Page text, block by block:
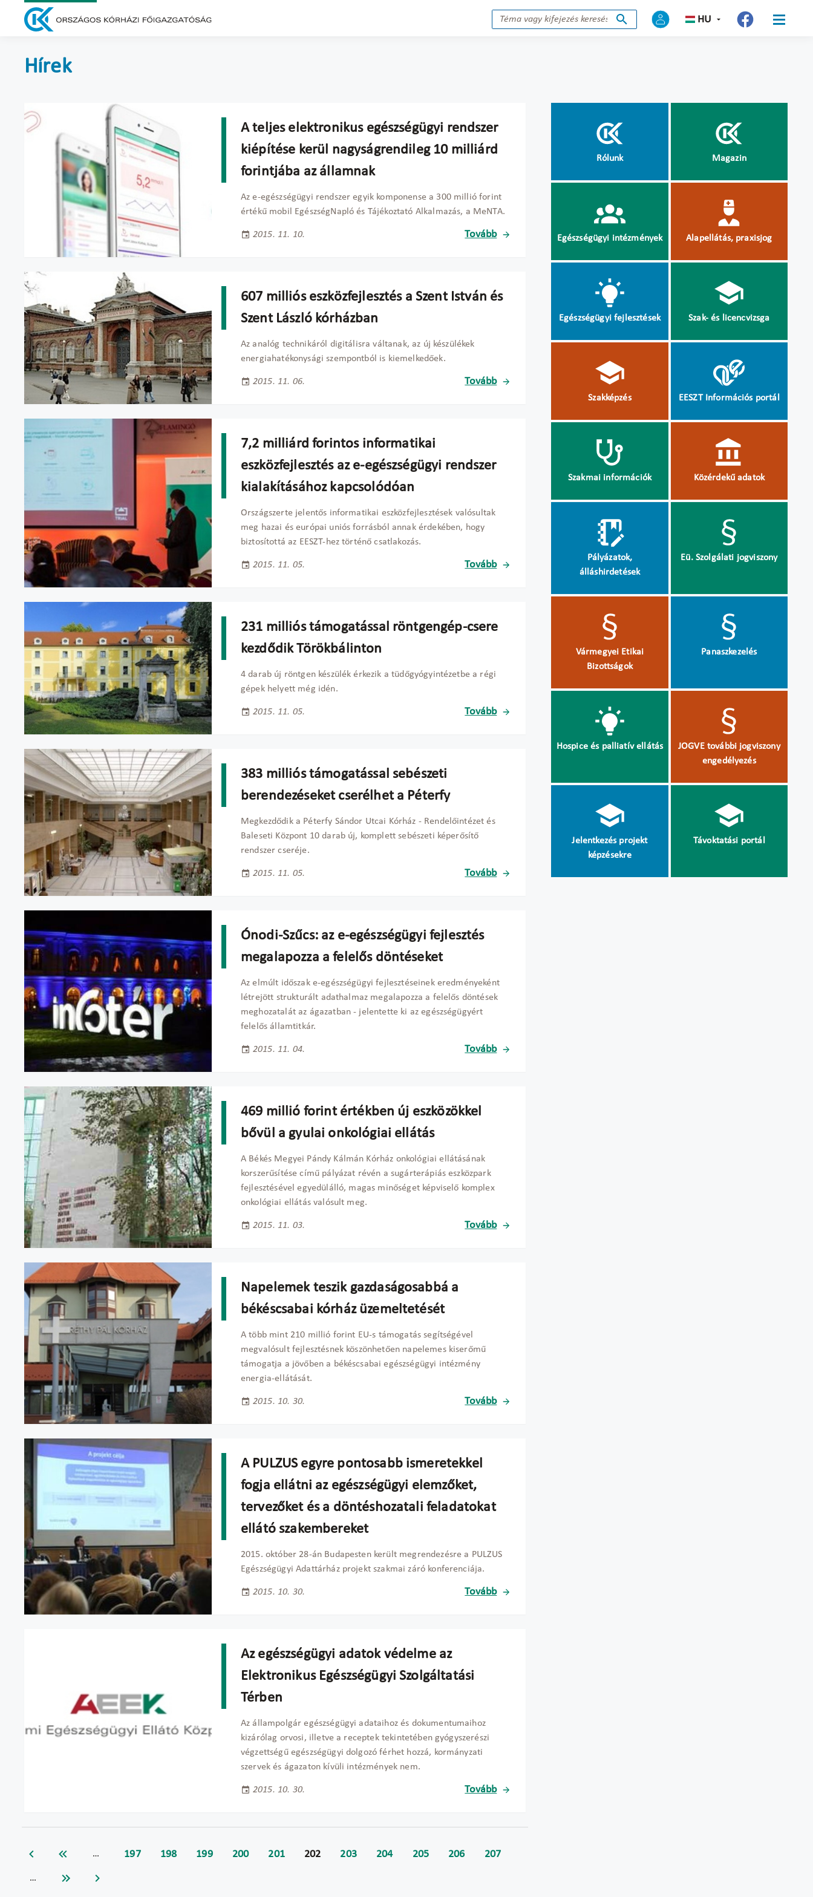
HU
Hírek
A teljes elektronikus egészségügyi rendszer
kiépítése kerül nagyságrendileg 10 milliárd
forintjába az államnak
Az e-egészségügyi rendszer egyik komponense a 300 millió forint
értékű mobil EgészségNapló és Tájékoztató Alkalmazás, a MeNTA.
2015. 11. 10. Tovább
607 milliós eszközfejlesztés a Szent István és
Szent László kórházban
Az analóg technikáról digitálisra váltanak, az új készülékek
energiahatékonysági szempontból is kiemelkedőek.
2015. 11. 06. Tovább
7,2 milliárd forintos informatikai
eszközfejlesztés az e-egészségügyi rendszer
kialakításához kapcsolódóan
Országszerte jelentős informatikai eszközfejlesztések valósultak
meg hazai és európai uniós forrásból annak érdekében, hogy
biztosítottá az EESZT-hez történő csatlakozás.
2015. 11. 05. Tovább
231 milliós támogatással röntgengép-csere
kezdődik Törökbálinton
4 darab új röntgen készülék érkezik a tüdőgyógyintézetbe a régi
gépek helyett még idén.
2015. 11. 05. Tovább
383 milliós támogatással sebészeti
berendezéseket cserélhet a Péterfy
Megkezdődik a Péterfy Sándor Utcai Kórház - Rendelőintézet és
Baleseti Központ 10 darab új, komplett sebészeti képerősítő
rendszer cseréje.
2015. 11. 05. Tovább
Ónodi-Szűcs: az e-egészségügyi fejlesztés
megalapozza a felelős döntéseket
Az elmúlt időszak e-egészségügyi fejlesztéseinek eredményeként
létrejött strukturált adathalmaz megalapozza a felelős döntések
meghozatalát az ágazatban - jelentette ki az egészségügyért
felelős államtitkár.
2015. 11. 04. Tovább
469 millió forint értékben új eszközökkel
bővül a gyulai onkológiai ellátás
A Békés Megyei Pándy Kálmán Kórház onkológiai ellátásának
korszerűsítése című pályázat révén a sugárterápiás eszközpark
fejlesztésével egyedülálló, magas minőséget képviselő komplex
onkológiai ellátás valósult meg.
2015. 11. 03. Tovább
Napelemek teszik gazdaságosabbá a
békéscsabai kórház üzemeltetését
A több mint 210 millió forint EU-s támogatás segítségével
megvalósult fejlesztésnek köszönhetően napelemes kiserőmű
támogatja a jövőben a békéscsabai egészségügyi intézmény
energia-ellátását.
2015. 10. 30. Tovább
A PULZUS egyre pontosabb ismeretekkel
fogja ellátni az egészségügyi elemzőket,
tervezőket és a döntéshozatali feladatokat
ellátó szakembereket
2015. október 28-án Budapesten került megrendezésre a PULZUS
Egészségügyi Adattárház projekt szakmai záró konferenciája.
2015. 10. 30. Tovább
Az egészségügyi adatok védelme az
Elektronikus Egészségügyi Szolgáltatási
Térben
Az állampolgár egészségügyi adataihoz és dokumentumaihoz
kizárólag orvosi, illetve a receptek tekintetében gyógyszerészi
végzettségű egészségügyi dolgozó férhet hozzá, kormányzati
szervek és ágazaton kívüli intézmények nem.
2015. 10. 30. Tovább
… 197 198 199 200 201 202 203 204 205 206 207
…
Rólunk Magazin
Egészségügyi intézmények Alapellátás, praxisjog
Egészségügyi fejlesztések Szak- és licencvizsga
Szakképzés EESZT Információs portál
Szakmai információk Közérdekű adatok
Pályázatok,
álláshirdetések
Eü. Szolgálati jogviszony
Vármegyei Etikai
Bizottságok
Panaszkezelés
Hospice és palliatív ellátás
JOGVE további jogviszony
engedélyezés
Jelentkezés projekt
képzésekre
Távoktatási portál